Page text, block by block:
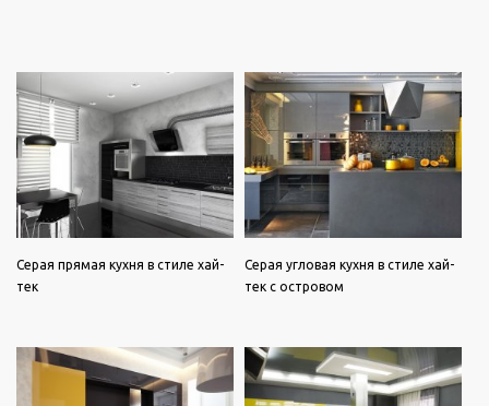
Серая прямая кухня в стиле хай-
тек
Серая угловая кухня в стиле хай-
тек с островом